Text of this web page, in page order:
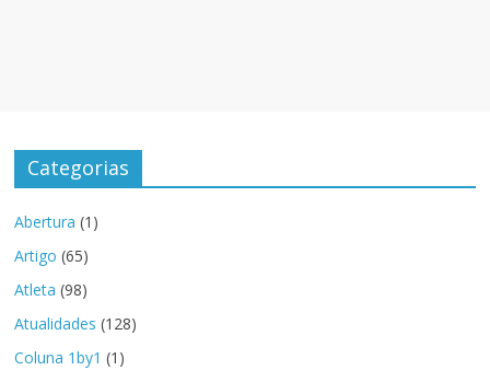
Categorias
Abertura (1)
Artigo (65)
Atleta (98)
Atualidades (128)
Coluna 1by1 (1)